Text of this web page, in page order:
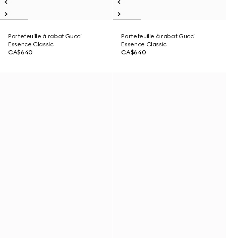
Portefeuille à rabat Gucci
Essence Classic
CA$640
Portefeuille à rabat Gucci
Essence Classic
CA$640